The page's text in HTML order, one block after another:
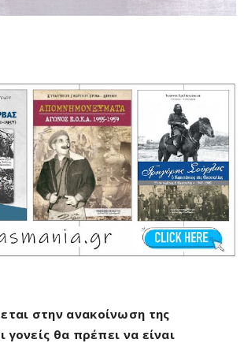
στην ανακοίνωση της
γονείς θα πρέπει να είναι